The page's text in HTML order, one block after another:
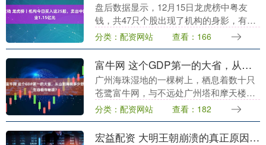
盘后数据显示，12月15日龙虎榜中粤友
钱，共47只个股出现了机构的身影，有25
只股票呈现机构净买入，22只股票呈现机
构净卖出。 当天机构净买入前三的股票分
别是正....
分类：配资网站 查看：166
富牛网 这个GDP第一的大省，从山到海有多少野生动植物秘境？
广州海珠湿地的一棵树上，栖息着数十只
苍鹭富牛网，与不远处广州塔和摩天楼群
构成的城市天际线相互辉映。 在广东，自
然与都市同框的画面并不罕见。《野性广
东》制片人西蒙....
分类：配资网站 查看：182
宏益配资 大明王朝崩溃的真正原因｜荐书